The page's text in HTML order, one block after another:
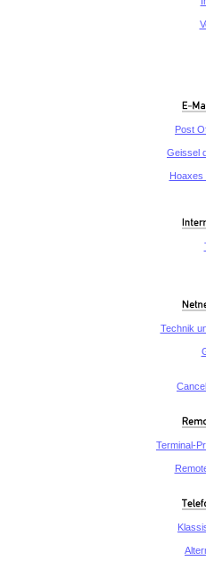
Post
Geissel
Hoaxes
Technik
Terminal-